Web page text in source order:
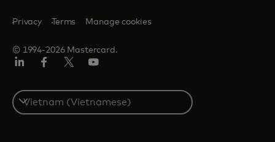
© 1994-2026 Mastercard.
Privacy Terms Manage cookies
Select
a
country